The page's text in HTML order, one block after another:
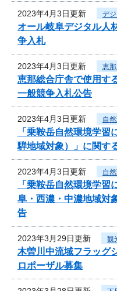
2023年4月3日更新 デ
オール岐阜デジタル人
争入札
2023年4月3日更新 恵
恵那総合庁舎で使用す
一般競争入札公告
2023年4月3日更新 自
「乗鞍岳自然環境学
騨地域対象）」に関す
2023年4月3日更新 自
「乗鞍岳自然環境学
阜・西濃・中濃地域対
告
2023年3月29日更新 観
木曽川中流域フラッグ
ロポーザル募集